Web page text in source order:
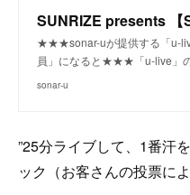
★★★sonar-uが提供する「u-
員」になると★★★「u-live」
sonar-u
”25分ライブして、1番汗
ック（お客さんの投票によ